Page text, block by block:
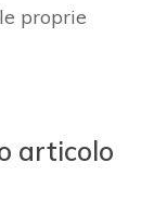
proprie
articolo